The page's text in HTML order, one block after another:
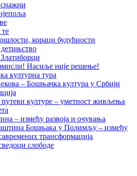
кораци будућности
детињство
Насиље није решење!
културна тура
– Бошњачка култура у Србији
културе – уметност живљења
– између развоја и очувања
Бошњака у Полимљу – између
трансформација
слободе